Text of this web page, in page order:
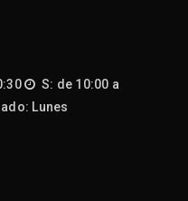
S: de 10:00 a
Lunes